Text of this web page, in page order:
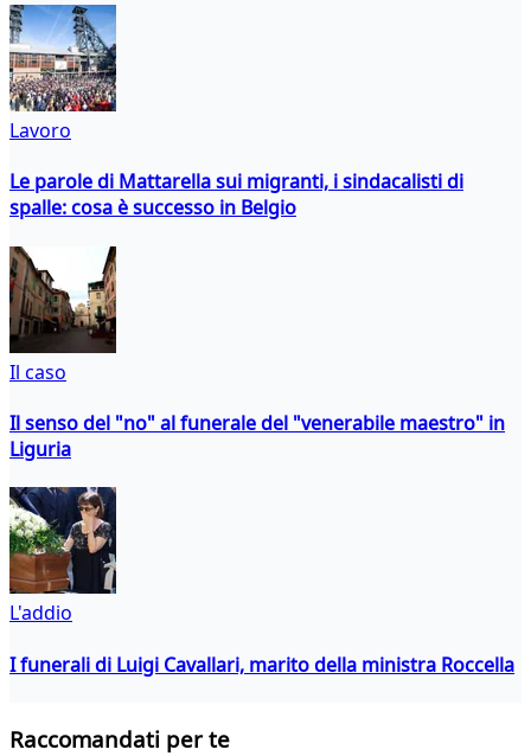
Lavoro
Le parole di Mattarella sui migranti, i sindacalisti di
spalle: cosa è successo in Belgio
Il caso
Il senso del "no" al funerale del "venerabile maestro" in
Liguria
L'addio
I funerali di Luigi Cavallari, marito della ministra Roccella
Raccomandati per te